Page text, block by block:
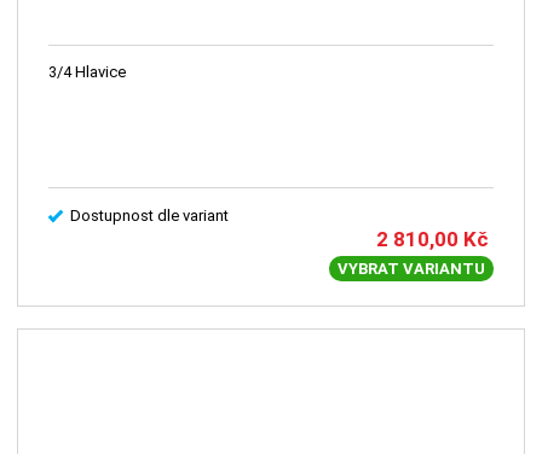
3/4 Hlavice
Dostupnost dle variant
2 810,00 Kč
VYBRAT VARIANTU